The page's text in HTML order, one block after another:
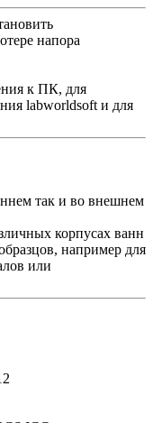
напора
к ПК, для
labworldsoft и для
так и во внешнем
корпусах ванн
например для
или